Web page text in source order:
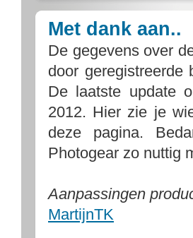
Met dank aan..
De gegevens over
door geregistreerde
De laatste update
2012. Hier zie je
deze pagina.
Photogear zo nuttig
Aanpassingen
MartijnTK